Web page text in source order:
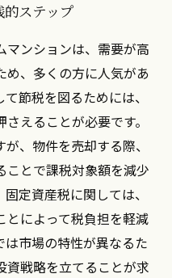
的ステップ
マンションは、需要が高
め、多くの方に人気があ
節税を図るためには、
えることが必要です。
、物件を売却する際、
ことで課税対象額を減少
定資産税に関しては、
とによって税負担を軽減
市場の特性が異なるた
資戦略を立てることが求